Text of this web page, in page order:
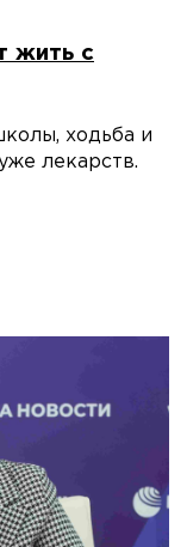
жить с
ходьба и
лекарств.